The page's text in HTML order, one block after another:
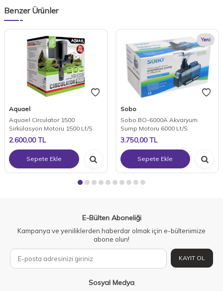
Benzer Ürünler
Aquael
Aquael Circulator 1500
Sirkülasyon Motoru 1500 Lt/S
2.600,00TL
Sepete Ekle
Yeni
Sobo
Sobo BO-6000A Akvaryum
Sump Motoru 6000 Lt/S
3.750,00TL
Sepete Ekle
E-Bülten Aboneliği
Kampanya ve yeniliklerden haberdar olmak için e-bültenimize
abone olun!
KAYIT OL
Sosyal Medya